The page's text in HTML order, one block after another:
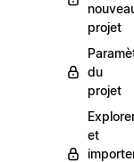
projet
du
projet
et